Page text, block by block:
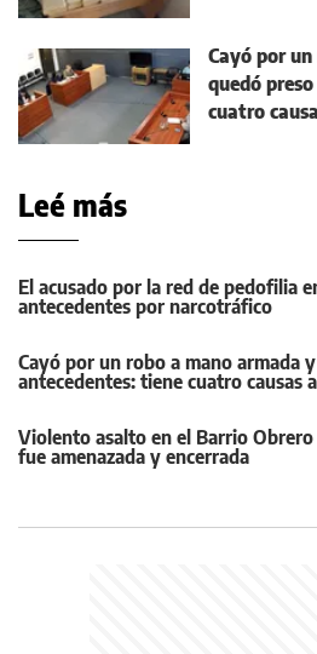
Cayó por
quedó
cuatro
Leé más
El acusado por la red de pedofilia
antecedentes por narcotráfico
Cayó por un robo a mano armada
antecedentes: tiene cuatro causas
Violento asalto en el Barrio
fue amenazada y encerrada